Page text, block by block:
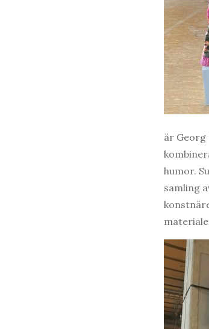
är Georg
humor.
samling